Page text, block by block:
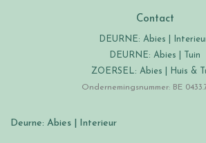
Contact
DEURNE: Abies |
DEURNE: Abies | Tuin
ZOERSEL: Abies | Huis &
Ondernemingsnummer: BE
Deurne: Abies | Interieur